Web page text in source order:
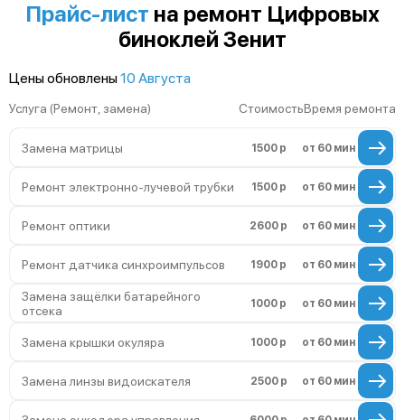
Прайс-лист на ремонт Цифровых
биноклей Зенит
Цены обновлены10 Августа
Услуга (Ремонт, замена) СтоимостьВремя ремонта
Замена матрицы 1500 р от 60 мин
Ремонт электронно-лучевой трубки 1500 р от 60 мин
Ремонт оптики 2600 р от 60 мин
Ремонт датчика синхроимпульсов 1900 р от 60 мин
Замена защёлки батарейного
отсека
1000 р от 60 мин
Замена крышки окуляра 1000 р от 60 мин
Замена линзы видоискателя 2500 р от 60 мин